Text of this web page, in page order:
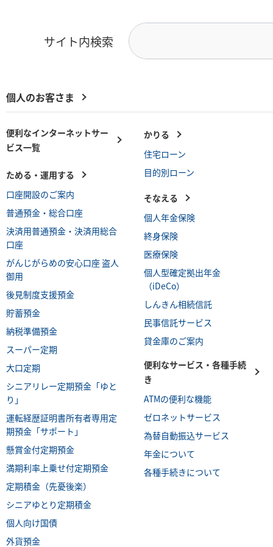
サイト内検索
個人のお客さま
便利なインターネットサー
ビス一覧
ためる・運用する
口座開設のご案内
普通預金・総合口座
決済用普通預金・決済用総合
口座
がんじがらめの安心口座 盗人
御用
後見制度支援預金
貯蓄預金
納税準備預金
スーパー定期
大口定期
シニアリレー定期預金「ゆと
り」
運転経歴証明書所有者専用定
期預金「サポート」
懸賞金付定期預金
満期利率上乗せ付定期預金
定期積金（先憂後楽）
シニアゆとり定期積金
個人向け国債
外貨預金
かりる
住宅ローン
目的別ローン
そなえる
個人年金保険
終身保険
医療保険
個人型確定拠出年金
（iDeCo）
しんきん相続信託
民事信託サービス
貸金庫のご案内
便利なサービス・各種手続
き
ATMの便利な機能
ゼロネットサービス
為替自動振込サービス
年金について
各種手続きについて